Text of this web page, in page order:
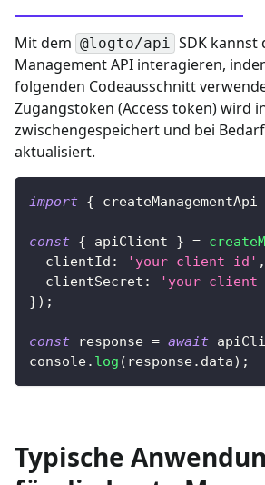
Mit dem @logto/api SDK
Management API interagieren,
folgenden Codeausschnitt
Zugangstoken (Access token) wird
zwischengespeichert und bei
aktualisiert.
import { createManagementApi
const { apiClient } =
clientId : 'your-client-id' ,
clientSecret : 'your-
}) ;
const response = await
console. log ( response. data) ;
Typische